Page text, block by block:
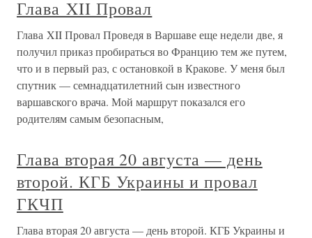
Глава XII Провал
Глава XII Провал Проведя в Варшаве еще недели две, я
получил приказ пробираться во Францию тем же путем,
что и в первый раз, с остановкой в Кракове. У меня был
спутник — семнадцатилетний сын известного
варшавского врача. Мой маршрут показался его
родителям самым безопасным,
Глава вторая 20 августа — день
второй. КГБ Украины и провал
ГКЧП
Глава вторая 20 августа — день второй. КГБ Украины и